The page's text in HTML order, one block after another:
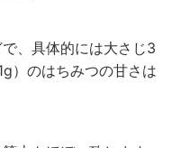
、具体的には大さじ3
）のはちみつの甘さは